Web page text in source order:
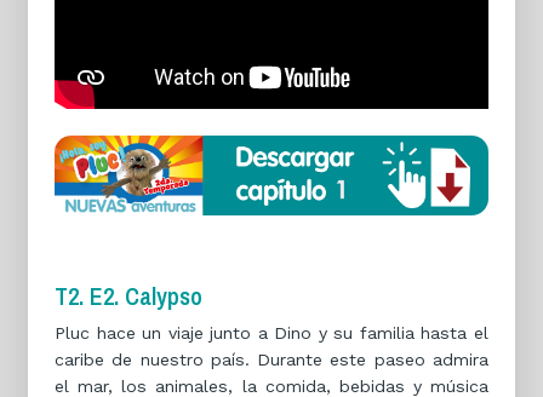
T2. E2. Calypso
Pluc hace un viaje junto a Dino y su familia hasta el
caribe de nuestro país. Durante este paseo admira
el mar, los animales, la comida, bebidas y música